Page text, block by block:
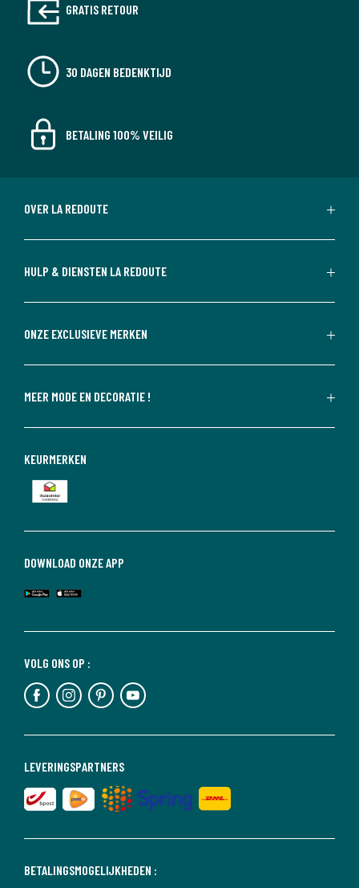
GRATIS RETOUR
30 DAGEN BEDENKTIJD
BETALING 100% VEILIG
OVER LA REDOUTE
HULP & DIENSTEN LA REDOUTE
ONZE EXCLUSIEVE MERKEN
MEER MODE EN DECORATIE !
BETALINGSMOGELIJKHEDEN :
LEVERINGSPARTNERS
VOLG ONS OP :
DOWNLOAD ONZE APP
KEURMERKEN